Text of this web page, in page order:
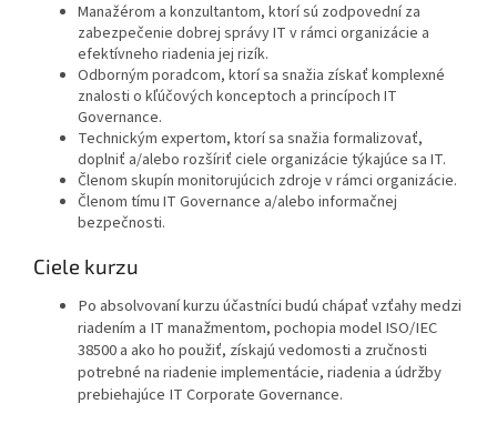
Manažérom a konzultantom, ktorí sú zodpovední za
zabezpečenie dobrej správy IT v rámci organizácie a
efektívneho riadenia jej rizík.
Odborným poradcom, ktorí sa snažia získať komplexné
znalosti o kľúčových konceptoch a princípoch IT
Governance.
Technickým expertom, ktorí sa snažia formalizovať,
doplniť a/alebo rozšíriť ciele organizácie týkajúce sa IT.
Členom skupín monitorujúcich zdroje v rámci organizácie.
Členom tímu IT Governance a/alebo informačnej
bezpečnosti.
Ciele kurzu
Po absolvovaní kurzu účastníci budú chápať vzťahy medzi
riadením a IT manažmentom, pochopia model ISO/IEC
38500 a ako ho použiť, získajú vedomosti a zručnosti
potrebné na riadenie implementácie, riadenia a údržby
prebiehajúce IT Corporate Governance.